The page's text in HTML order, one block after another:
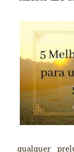
qualquer